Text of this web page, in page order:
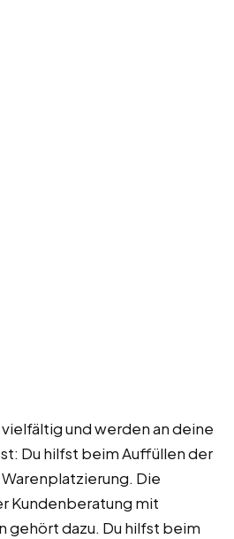
und werden an deine
Du hilfst beim Auffüllen der
Die
Kundenberatung mit
gehört dazu. Du hilfst beim